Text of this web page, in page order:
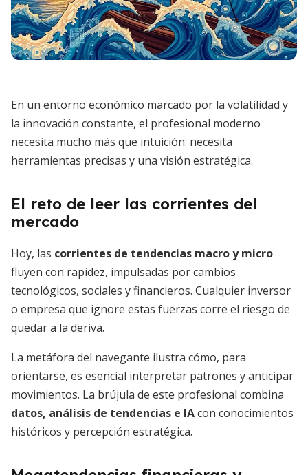
En un entorno económico marcado por la volatilidad y
la innovación constante, el profesional moderno
necesita mucho más que intuición: necesita
herramientas precisas y una visión estratégica.
El reto de leer las corrientes del
mercado
Hoy, las corrientes de tendencias macro y micro
fluyen con rapidez, impulsadas por cambios
tecnológicos, sociales y financieros. Cualquier inversor
o empresa que ignore estas fuerzas corre el riesgo de
quedar a la deriva.
La metáfora del navegante ilustra cómo, para
orientarse, es esencial interpretar patrones y anticipar
movimientos. La brújula de este profesional combina
datos, análisis de tendencias e IAcon conocimientos
históricos y percepción estratégica.